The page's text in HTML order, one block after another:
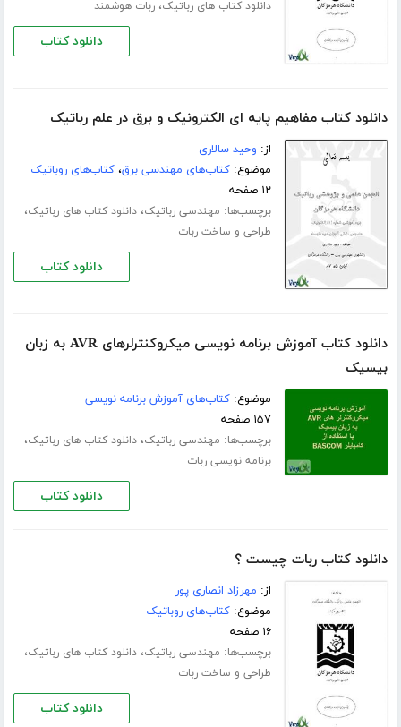
دانلود کتاب های رباتیک،ربات هوشمند
دانلود کتاب
دانلود کتاب مفاهیم پایه ای الکترونیک و برق در علم رباتیک
از: وحید سالاری
موضوع:کتاب‌های مهندسی برق،کتاب‌های روباتیک
۱۲ صفحه
برچسب‌ها: مهندسی رباتیک،دانلود کتاب های رباتیک،
طراحی و ساخت ربات
دانلود کتاب
دانلود کتاب آموزش برنامه نویسی میکروکنترلرهای AVR به زبان
بیسیک
موضوع:کتاب‌های آموزش برنامه نویسی
۱۵۷ صفحه
برچسب‌ها: مهندسی رباتیک،دانلود کتاب های رباتیک،
برنامه نویسی ربات
دانلود کتاب
دانلود کتاب ربات چیست ؟
از: مهرزاد انصاری پور
موضوع:کتاب‌های روباتیک
۱۶ صفحه
برچسب‌ها: مهندسی رباتیک،دانلود کتاب های رباتیک،
طراحی و ساخت ربات
دانلود کتاب